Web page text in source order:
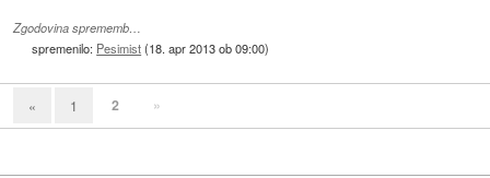
Zgodovina sprememb…
spremenilo: Pesimist(18. apr 2013 ob 09:00)
« 1 2 »